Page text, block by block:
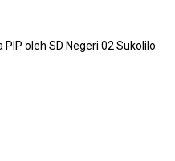
oleh SD Negeri 02 Sukolilo